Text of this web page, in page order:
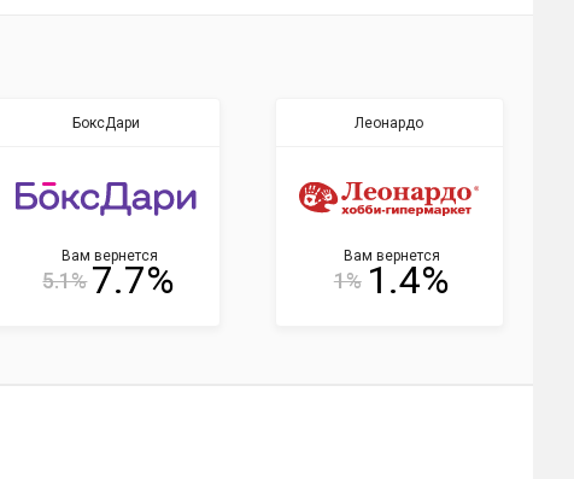
БоксДари
Вам вернется
5.1% 7.7%
Леонардо
Вам вернется
1% 1.4%